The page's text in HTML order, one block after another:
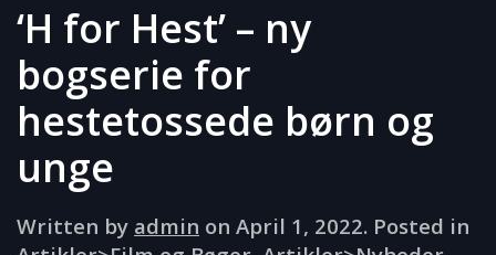
‘H for Hest’ – ny
bogserie for
hestetossede børn og
unge
Written by admin on April 1, 2022. Posted in